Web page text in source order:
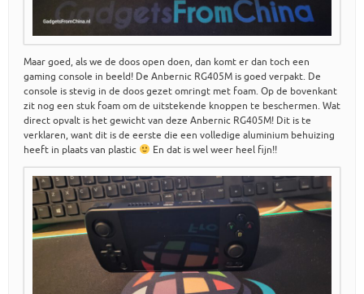
Maar goed, als we de doos open doen, dan komt er dan toch een
gaming console in beeld! De Anbernic RG405M is goed verpakt. De
console is stevig in de doos gezet omringt met foam. Op de bovenkant
zit nog een stuk foam om de uitstekende knoppen te beschermen. Wat
direct opvalt is het gewicht van deze Anbernic RG405M! Dit is te
verklaren, want dit is de eerste die een volledige aluminium behuizing
heeft in plaats van plastic
En dat is wel weer heel fijn!!